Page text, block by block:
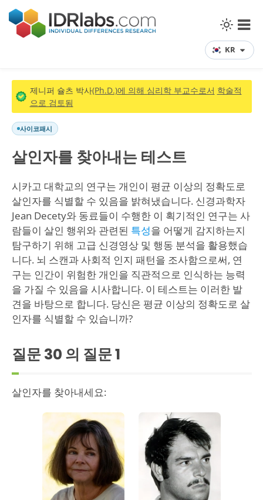
KR
제니퍼 슐츠 박사(Ph.D.)에 의해 심리학 부교수로서 학술적
으로 검토됨
사이코패시
살인자를 찾아내는 테스트
시카고 대학교의 연구는 개인이 평균 이상의 정확도로
살인자를 식별할 수 있음을 밝혀냈습니다. 신경과학자
Jean Decety와 동료들이 수행한 이 획기적인 연구는 사
람들이 살인 행위와 관련된 특성을 어떻게 감지하는지
탐구하기 위해 고급 신경영상 및 행동 분석을 활용했습
니다. 뇌 스캔과 사회적 인지 패턴을 조사함으로써, 연
구는 인간이 위험한 개인을 직관적으로 인식하는 능력
을 가질 수 있음을 시사합니다. 이 테스트는 이러한 발
견을 바탕으로 합니다. 당신은 평균 이상의 정확도로 살
인자를 식별할 수 있습니까?
질문 30 의 질문1
살인자를 찾아내세요: